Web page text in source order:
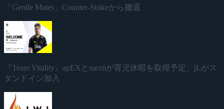
「Gentle Mates」Counter-Strikeから撤退
『Team Vitality』apEXとmeziiが育児休暇を取得予定、jLがス
タンドイン加入